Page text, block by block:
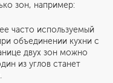
зон, например:
часто используемый
объединении кухни с
двух зон можно
из углов станет